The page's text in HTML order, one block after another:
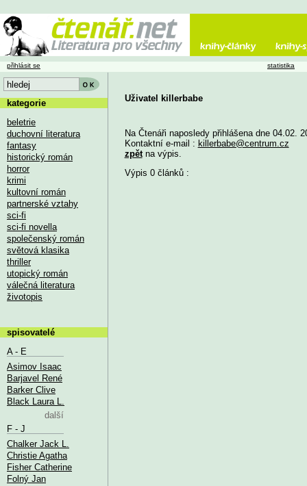
Uživatel killerbabe
Na Čtenáři naposledy přihlášena dne 04.02.
Kontaktní e-mail : killerbabe@centrum.cz
zpětna výpis.
Výpis 0 článků :
přihlásit se statistika
kategorie
beletrie
duchovní literatura
fantasy
historický román
horror
krimi
kultovní román
partnerské vztahy
sci-fi
sci-fi novella
společenský román
světová klasika
thriller
utopický román
válečná literatura
životopis
spisovatelé
A - E
Asimov Isaac
Barjavel René
Barker Clive
Black Laura L.
další
F - J
Chalker Jack L.
Christie Agatha
Fisher Catherine
Folný Jan